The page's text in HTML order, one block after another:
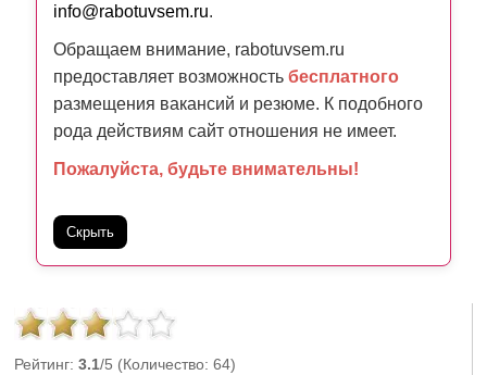
info@rabotuvsem.ru.
Обращаем внимание, rabotuvsem.ru
предоставляет возможность бесплатного
размещения вакансий и резюме. К подобного
рода действиям сайт отношения не имеет.
Пожалуйста, будьте внимательны!
Скрыть
Рейтинг: 3.1/5 (Количество: 64)